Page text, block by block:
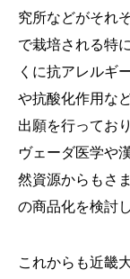
究所などがそれ
で栽培される特
くに抗アレルギ
や抗酸化作用な
出願を行ってお
ヴェーダ医学や
然資源からもさ
の商品化を検討
これからも近畿